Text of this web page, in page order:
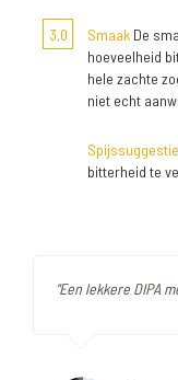
3,0 Smaak De
hoeveelheid
hele zachte
niet echt
Spijssuggestie
bitterheid te
"Een lekkere DIPA